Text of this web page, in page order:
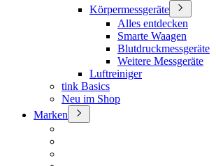
Körpermessgeräte
Alles entdecken
Smarte Waagen
Blutdruckmessgeräte
Weitere Messgeräte
Luftreiniger
tink Basics
Neu im Shop
Marken